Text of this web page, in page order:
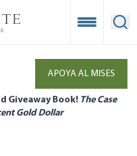
Open
APOYA AL MISES
Giveaway Book! The Case
Gold Dollar